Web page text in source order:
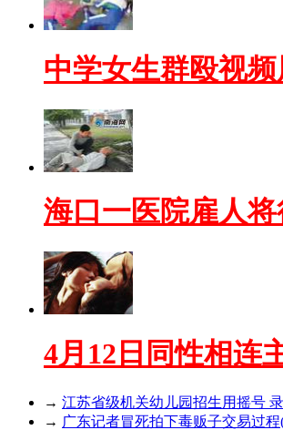
中学女生群殴视
海口一医院雇人
4月12日同性相连
→ 江苏省级机关幼儿园招生用摇号
→ 广东记者冒死拍下毒贩子交易过